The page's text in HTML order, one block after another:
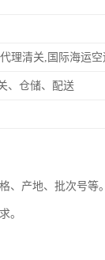
、仓储、配送
、产地、批次号等。
。